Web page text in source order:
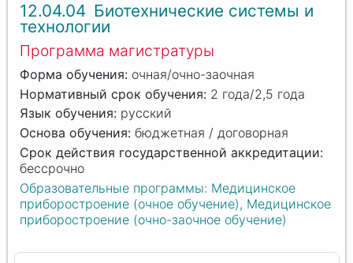
12.04.04 Биотехнические системы и
технологии
Программа магистратуры
очная/очно-заочная
2 года/2,5 года
русский
бюджетная / договорная
бессрочно
Образовательные программы: Медицинское
приборостроение (очное обучение), Медицинское
приборостроение (очно-заочное обучение)